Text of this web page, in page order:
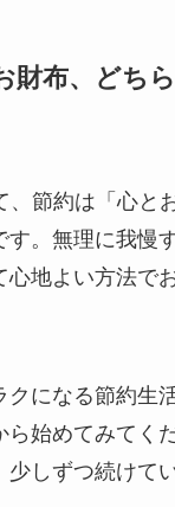
財布、どち
、節約は「心と
す。無理に我慢
心地よい方法で
クになる節約生
ら始めてみてく
しずつ続けて